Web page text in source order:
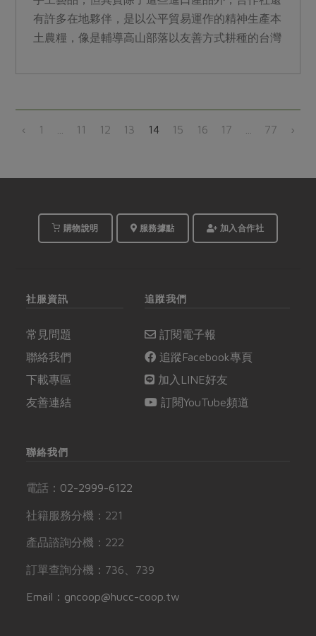
有許多在地夥伴，是以公平貿易運作的精神生產本
土農糧，像是輔導高山部落以友善方式耕種的台灣
山雜糧產銷班，皆是強調生產者權益的合作夥伴。
‹ 1 11 12 13 14 15 16 17 77 ›
購物說明 服務據點 加入合作社
社服資訊
常見問題
聯絡我們
下載專區
友善連結
追蹤我們
訂閱電子報
追蹤Facebook專頁
加入LINE好友
訂閱YouTube頻道
聯絡我們
電話： 02-2999-6122
社籍服務分機：221
產品諮詢分機：222
訂單查詢分機：736、739
Email：gncoop@hucc-coop.tw